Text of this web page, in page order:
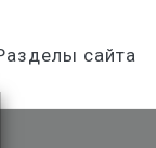
сайта